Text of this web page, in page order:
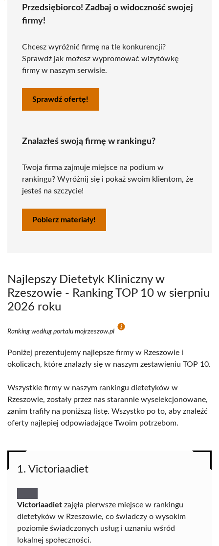
Przedsiębiorco! Zadbaj o widoczność swojej
firmy!
Chcesz wyróżnić firmę na tle konkurencji?
Sprawdź jak możesz wypromować wizytówkę
firmy w naszym serwisie.
Sprawdź ofertę!
Znalazłeś swoją firmę w rankingu?
Twoja firma zajmuje miejsce na podium w
rankingu? Wyróżnij się i pokaż swoim klientom, że
jesteś na szczycie!
Pobierz materiały!
Najlepszy Dietetyk Kliniczny w
Rzeszowie - Ranking TOP 10 w sierpniu
2026 roku
Ranking według portalu mojrzeszow.pl
Poniżej prezentujemy najlepsze firmy w Rzeszowie i
okolicach, które znalazły się w naszym zestawieniu TOP 10.
Wszystkie firmy w naszym rankingu dietetyków w
Rzeszowie, zostały przez nas starannie wyselekcjonowane,
zanim trafiły na poniższą listę. Wszystko po to, aby znaleźć
oferty najlepiej odpowiadające Twoim potrzebom.
1. Victoriaadiet
Victoriaadiet zajęła pierwsze miejsce w rankingu
dietetyków w Rzeszowie, co świadczy o wysokim
poziomie świadczonych usług i uznaniu wśród
lokalnej społeczności.